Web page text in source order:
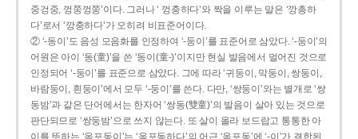
중겅중, 껑쭝껑쭝’이다. 그러나 ‘ 껑충하다’와 짝을 이루는 말은 ‘깡총하
다’로서 ‘깡충하다’가 오히려 비표준어이다.
② ‘-동이’도 음성 모음화를 인정하여 ‘-둥이’를 표준어로 삼았다. ‘-둥이’의
어원은 아이 ‘동(童)’을 쓴 ‘동이(童-)’이지만 현실 발음에서 멀어진 것으로
인정되어 ‘-둥이’를 표준으로 삼았다. 그에 따라 ‘귀둥이, 막둥이, 쌍둥이,
바람둥이, 흰둥이’에서 모두 ‘-둥이’를 쓴다. 다만, ‘쌍둥이’와는 별개로 ‘쌍
동밤’과 같은 단어에서는 한자어 ‘쌍동(雙童)’의 발음이 살아 있는 것으로
판단되므로 ‘쌍둥밤’으로 쓰지 않는다. 또 살이 올라 보드랍고 통통한 아
이를 뜻하는 ‘옴포동이’는 ‘옴포동하다’의 어근 ‘옴포동’에 ‘-이’가 결합된